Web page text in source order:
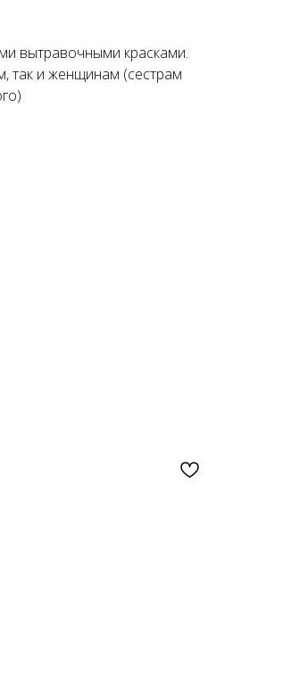
вытравочными красками.
так и женщинам (сестрам